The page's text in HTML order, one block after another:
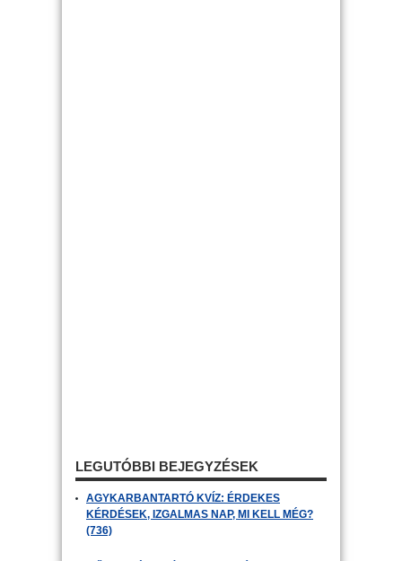
LEGUTÓBBI BEJEGYZÉSEK
AGYKARBANTARTÓ KVÍZ: ÉRDEKES
KÉRDÉSEK, IZGALMAS NAP, MI KELL MÉG?
(736)